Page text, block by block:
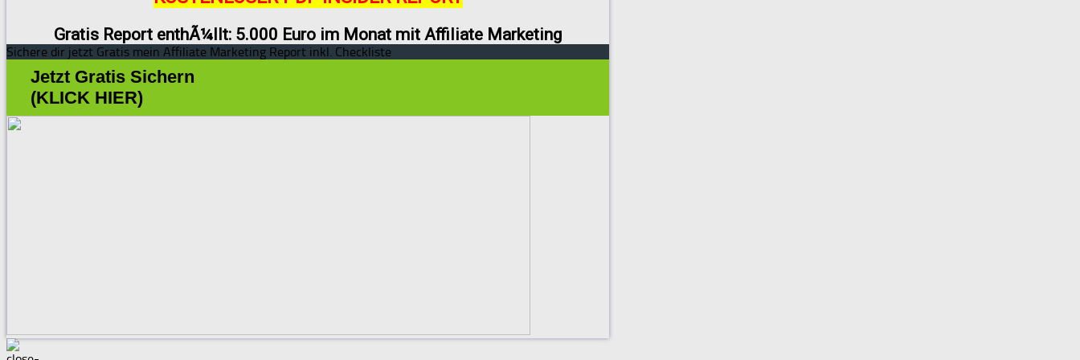
Gratis Report enthÃ¼llt: 5.000 Euro im Monat mit Affiliate Marketing
Sichere dir jetzt Gratis mein Affiliate Marketing Report inkl. Checkliste
Jetzt Gratis Sichern
(KLICK HIER)